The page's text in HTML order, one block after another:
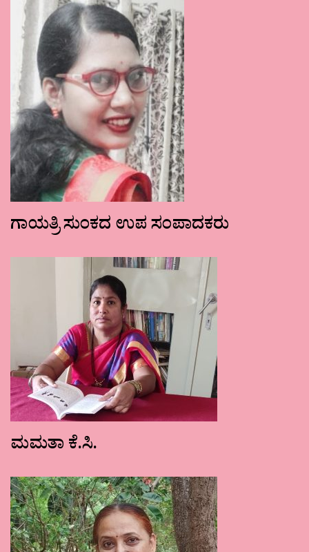
ಗಾಯತ್ರಿ ಸುಂಕದ ಉಪ ಸಂಪಾದಕರು
ಮಮತಾ ಕೆ.ಸಿ.